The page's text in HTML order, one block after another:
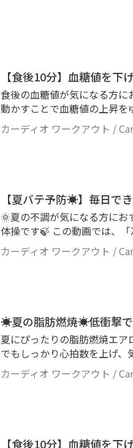
【食後10分】血糖値を
食後の血糖値が気になる方に
動かすことで血糖値の上昇
できますよ✨ 動きはシンプ
身運動💪運動が久しぶりの
ャンプなし) - 強度★☆☆
安全に楽しむためのお願
動ける場所を確保し、足元
補給を行いましょう ▸ 体調
てください 🍀免責事項 ▸ ご自身の体調や運動レベルに合わせて無理のな
カーディオ ワークアウト /
【夏バテ予防☀️】毎日で
🌞夏の不調が気になる方に
体操です🍃 この動画では、
スッキリ」「夏冷え対策」
をバランスよく動かしてい
ただけます😊 朝の目覚めや
用ください。 無理のないペ
づくり をしていきましょう☀️🍃ぜひ
ローインパクト（ジャ
分 - BPM : 120~130 🍀安全に楽しむためのお願い ▸ 健康状態が良好なと
ガや体調不良、その他損害
カーディオ ワークアウト /
☀️夏の脂肪燃焼☀️低衝撃で
夏にぴったりの脂肪燃焼エ
でもしっかり心拍数を上げ
二の腕・脚・背中など、夏
ッキリ引き締きしめていき
い ▸ 健康状態が良好なと
カーディオ ワークアウト /
【食後10分】血糖値を